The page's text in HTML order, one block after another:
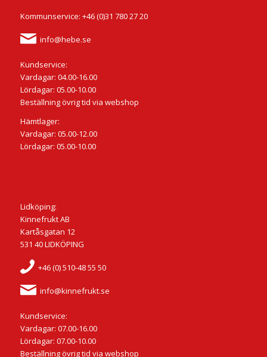
Kommunservice: +46 (0)31 780 27 20
info@hebe.se
Kundservice:
Vardagar: 04.00-16.00
Lördagar: 05.00-10.00
Beställning övrig tid via webshop
Hämtlager:
Vardagar: 05.00-12.00
Lördagar: 05.00-10.00
Lidköping:
Kinnefrukt AB
Kartåsgatan 12
531 40 LIDKÖPING
+46 (0) 510-48 55 50
info@kinnefrukt.se
Kundservice:
Vardagar: 07.00-16.00
Lördagar: 07.00-10.00
Beställning övrig tid via webshop